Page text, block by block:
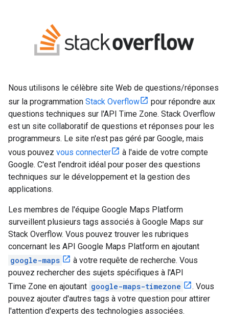
Nous utilisons le célèbre site Web de questions/réponses
sur la programmation Stack Overflow
pour répondre aux
questions techniques sur l'API Time Zone. Stack Overflow
est un site collaboratif de questions et réponses pour les
programmeurs. Le site n'est pas géré par Google, mais
vous pouvez vous connecter
à l'aide de votre compte
Google. C'est l'endroit idéal pour poser des questions
techniques sur le développement et la gestion des
applications.
Les membres de l'équipe Google Maps Platform
surveillent plusieurs tags associés à Google Maps sur
Stack Overflow. Vous pouvez trouver les rubriques
concernant les API Google Maps Platform en ajoutant
google-maps
à votre requête de recherche. Vous
pouvez rechercher des sujets spécifiques à l'API
Time Zone en ajoutant google-maps-timezone
. Vous
pouvez ajouter d'autres tags à votre question pour attirer
l'attention d'experts des technologies associées.